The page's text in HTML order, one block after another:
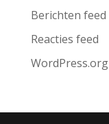
Berichten feed
Reacties feed
WordPress.org